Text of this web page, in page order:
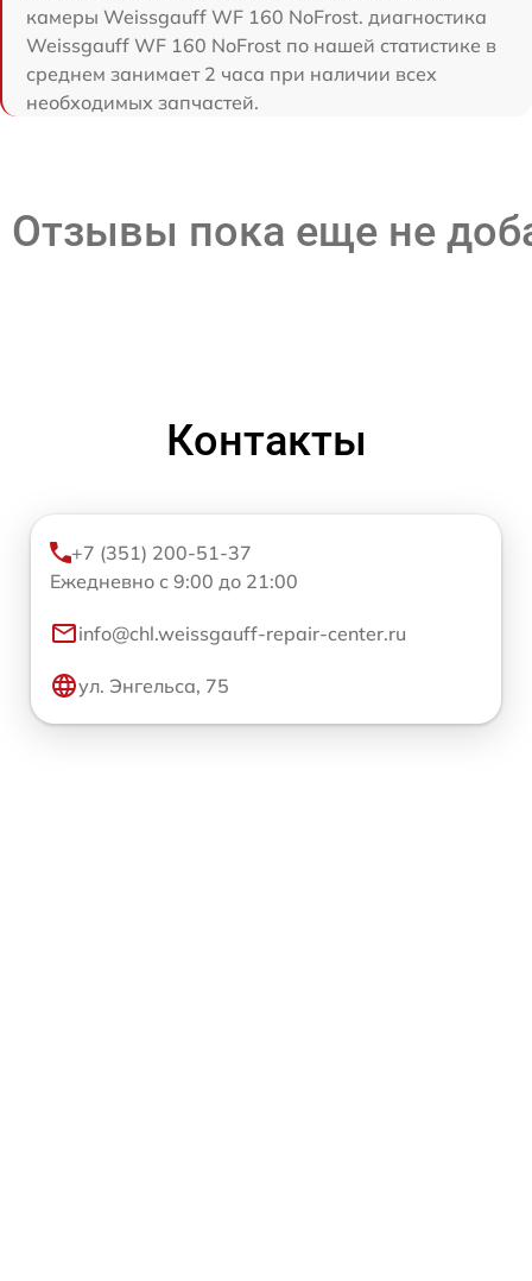
камеры Weissgauff WF 160 NoFrost. диагностика
Weissgauff WF 160 NoFrost по нашей статистике в
среднем занимает 2 часа при наличии всех
необходимых запчастей.
Отзывы пока еще не
Контакты
+7 (351) 200-51-37
Ежедневно с 9:00 до 21:00
info@chl.weissgauff-repair-center.ru
ул. Энгельса, 75